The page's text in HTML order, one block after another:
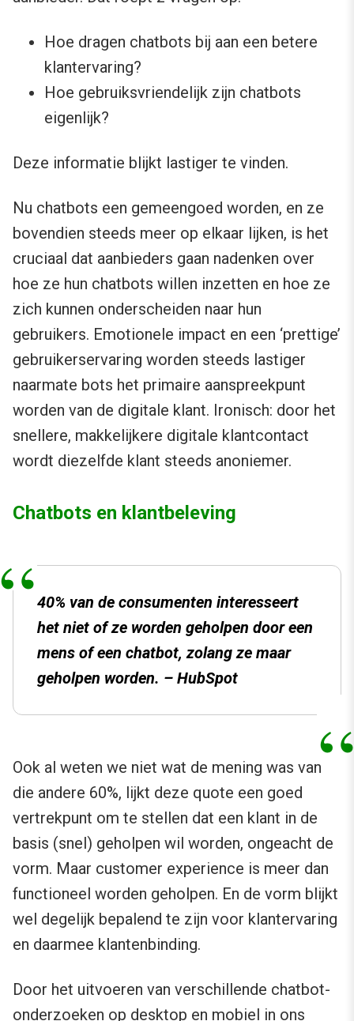
Hoe dragen chatbots bij aan een betere
klantervaring?
Hoe gebruiksvriendelijk zijn chatbots
eigenlijk?
Deze informatie blijkt lastiger te vinden.
Nu chatbots een gemeengoed worden, en ze
bovendien steeds meer op elkaar lijken, is het
cruciaal dat aanbieders gaan nadenken over
hoe ze hun chatbots willen inzetten en hoe ze
zich kunnen onderscheiden naar hun
gebruikers. Emotionele impact en een ‘prettige’
gebruikerservaring worden steeds lastiger
naarmate bots het primaire aanspreekpunt
worden van de digitale klant. Ironisch: door het
snellere, makkelijkere digitale klantcontact
wordt diezelfde klant steeds anoniemer.
Chatbots en klantbeleving
40% van de consumenten interesseert
het niet of ze worden geholpen door een
mens of een chatbot, zolang ze maar
geholpen worden. – HubSpot
Ook al weten we niet wat de mening was van
die andere 60%, lijkt deze quote een goed
vertrekpunt om te stellen dat een klant in de
basis (snel) geholpen wil worden, ongeacht de
vorm. Maar customer experience is meer dan
functioneel worden geholpen. En de vorm blijkt
wel degelijk bepalend te zijn voor klantervaring
en daarmee klantenbinding.
Door het uitvoeren van verschillende chatbot-
onderzoeken op desktop en mobiel in ons